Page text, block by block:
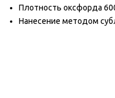
Плотность оксфорда
Нанесение методом